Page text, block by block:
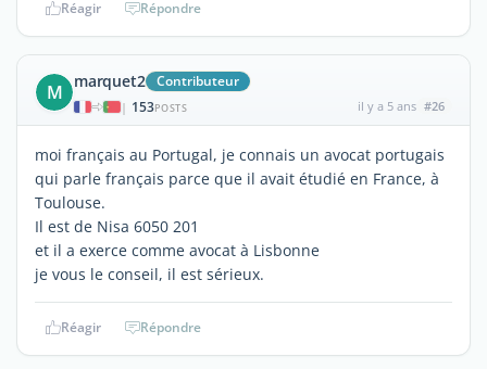
Réagir Répondre
M marquet2 Contributeur
| 153POSTS il y a 5 ans #26
moi français au Portugal, je connais un avocat portugais
qui parle français parce que il avait étudié en France, à
Toulouse.
Il est de Nisa 6050 201
et il a exerce comme avocat à Lisbonne
je vous le conseil, il est sérieux.
Réagir Répondre